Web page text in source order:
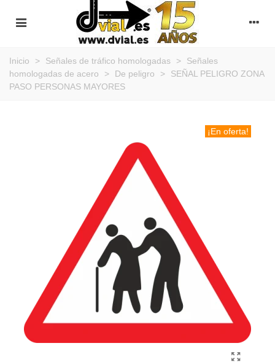
Inicio > Señales de tráfico homologadas >
Señales
homologadas de acero
> De peligro >
SEÑAL PELIGRO ZONA
PASO PERSONAS MAYORES
¡En oferta!